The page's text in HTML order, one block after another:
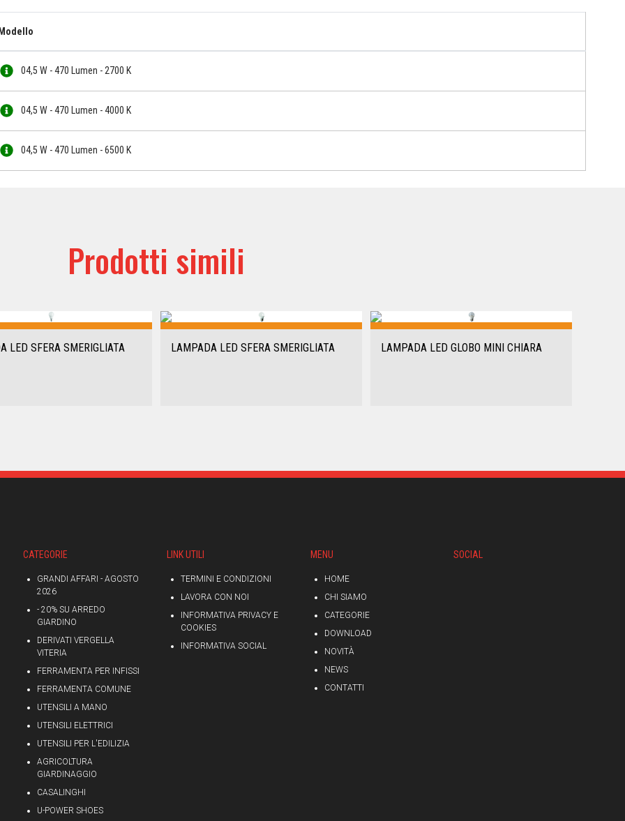
Modello
04,5 W - 470 Lumen - 2700 K
04,5 W - 470 Lumen - 4000 K
04,5 W - 470 Lumen - 6500 K
Prodotti simili
LED SFERA SMERIGLIATA LAMPADA LED SFERA SMERIGLIATA LAMPADA LED GLOBO MINI CHIARA
CATEGORIE
GRANDI AFFARI - AGOSTO
2026
- 20% SU ARREDO
GIARDINO
DERIVATI VERGELLA
VITERIA
FERRAMENTA PER INFISSI
FERRAMENTA COMUNE
UTENSILI A MANO
UTENSILI ELETTRICI
UTENSILI PER L'EDILIZIA
AGRICOLTURA
GIARDINAGGIO
CASALINGHI
U-POWER SHOES
LINK UTILI
TERMINI E CONDIZIONI
LAVORA CON NOI
INFORMATIVA PRIVACY E
COOKIES
INFORMATIVA SOCIAL
MENU
HOME
CHI SIAMO
CATEGORIE
DOWNLOAD
NOVITÀ
NEWS
CONTATTI
SOCIAL